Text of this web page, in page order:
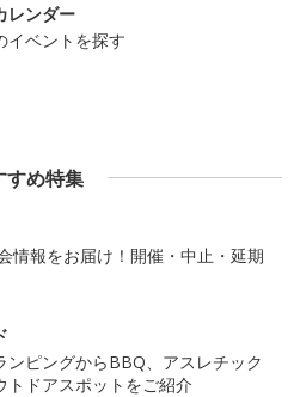
レンダー
イベントを探す
すめ特集
情報をお届け！開催・中止・延期
ンピングからBBQ、アスレチック
トドアスポットをご紹介